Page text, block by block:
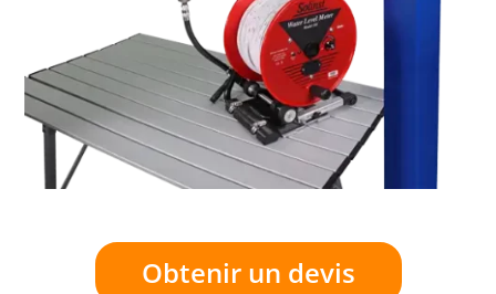
Obtenir un devis